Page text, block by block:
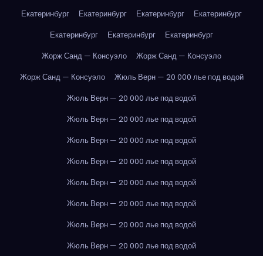
Екатеринбург
Екатеринбург Екатеринбург
Екатеринбург
Екатеринбург
Екатеринбург
Екатеринбург
Жорж Санд — Консуэло
Жорж Санд — Консуэло
Жорж Санд — Консуэло
Жюль Верн — 20 000 лье под водой
Жюль Верн — 20 000 лье под водой
Жюль Верн — 20 000 лье под водой
Жюль Верн — 20 000 лье под водой
Жюль Верн — 20 000 лье под водой
Жюль Верн — 20 000 лье под водой
Жюль Верн — 20 000 лье под водой
Жюль Верн — 20 000 лье под водой
Жюль Верн — 20 000 лье под водой